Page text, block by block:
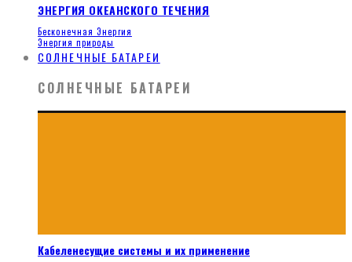
ЭНЕРГИЯ ОКЕАНСКОГО ТЕЧЕНИЯ
Бесконечная Энергия
Энергия природы
СОЛНЕЧНЫЕ БАТАРЕИ
СОЛНЕЧНЫЕ БАТАРЕИ
Кабеленесущие системы и их применение